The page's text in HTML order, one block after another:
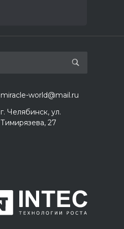
miracle-world@mail.ru
г. Челябинск, ул.
Тимирязева, 27